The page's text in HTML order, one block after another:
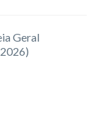
Geral